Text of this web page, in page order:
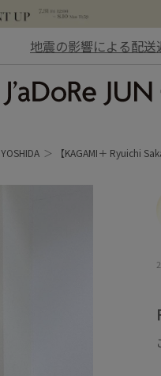
地震の影響による配送
YOSHIDA 【KAGAMI＋ Ryuichi